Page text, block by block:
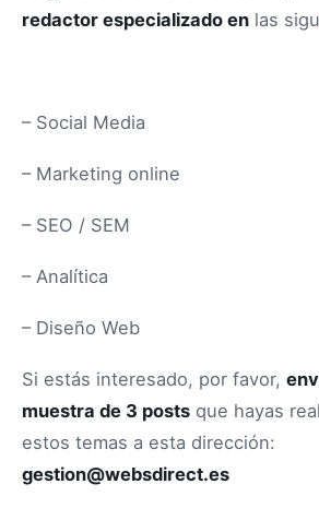
redactor especializado en las
– Social Media
– Marketing online
– SEO / SEM
– Analítica
– Diseño Web
Si estás interesado, por favor,
muestra de 3 posts que hayas
estos temas a esta dirección:
gestion@websdirect.es